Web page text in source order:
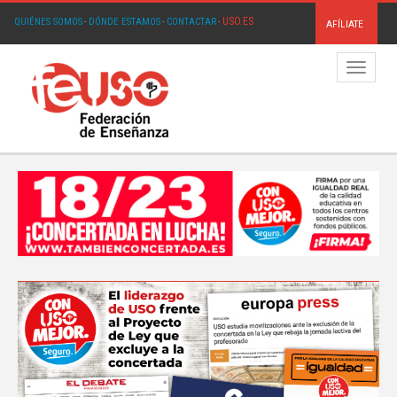
QUIÉNES SOMOS· DÓNDE ESTAMOS· CONTACTAR· USO.ES AFÍLIATE
Menú